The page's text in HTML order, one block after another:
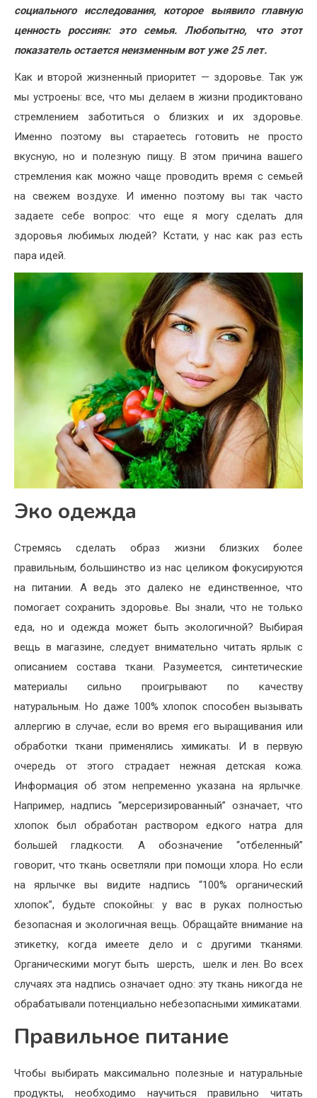
Красота
Недвижимость
социального исследования, которое выявило главную
ценность россиян: это семья. Любопытно, что этот
показатель остается неизменным вот уже 25 лет.
Как и второй жизненный приоритет — здоровье. Так уж
мы устроены: все, что мы делаем в жизни продиктовано
стремлением заботиться о близких и их здоровье.
Именно поэтому вы стараетесь готовить не просто
вкусную, но и полезную пищу. В этом причина вашего
стремления как можно чаще проводить время с семьей
на свежем воздухе. И именно поэтому вы так часто
задаете себе вопрос: что еще я могу сделать для
здоровья любимых людей? Кстати, у нас как раз есть
пара идей.
Эко одежда
Стремясь сделать образ жизни близких более
правильным, большинство из нас целиком фокусируются
на питании. А ведь это далеко не единственное, что
помогает сохранить здоровье. Вы знали, что не только
еда, но и одежда может быть экологичной? Выбирая
вещь в магазине, следует внимательно читать ярлык с
описанием состава ткани. Разумеется, синтетические
материалы сильно проигрывают по качеству
натуральным. Но даже 100% хлопок способен вызывать
аллергию в случае, если во время его выращивания или
обработки ткани применялись химикаты. И в первую
очередь от этого страдает нежная детская кожа.
Информация об этом непременно указана на ярлычке.
Например, надпись “мерсеризированный” означает, что
хлопок был обработан раствором едкого натра для
большей гладкости. А обозначение “отбеленный”
говорит, что ткань осветляли при помощи хлора. Но если
на ярлычке вы видите надпись “100% органический
хлопок”, будьте спокойны: у вас в руках полностью
безопасная и экологичная вещь. Обращайте внимание на
этикетку, когда имеете дело и с другими тканями.
Органическими могут быть шерсть, шелк и лен. Во всех
случаях эта надпись означает одно: эту ткань никогда не
обрабатывали потенциально небезопасными химикатами.
Правильное питание
Чтобы выбирать максимально полезные и натуральные
продукты, необходимо научиться правильно читать